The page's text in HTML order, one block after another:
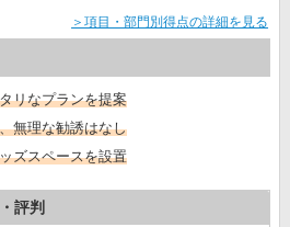
＞項目・部門別得点の詳細を見る
リなプランを提案
無理な勧誘はなし
ズスペースを設置
評判